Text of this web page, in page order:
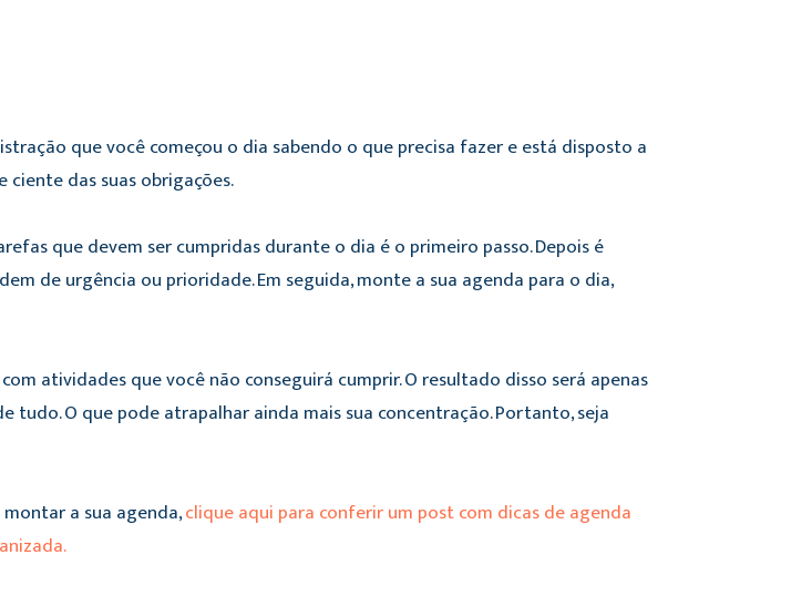
que você começou o dia sabendo o que precisa fazer e está disposto a
ciente das suas obrigações.
que devem ser cumpridas durante o dia é o primeiro passo. Depois é
de urgência ou prioridade. Em seguida, monte a sua agenda para o dia,
atividades que você não conseguirá cumprir. O resultado disso será apenas
tudo. O que pode atrapalhar ainda mais sua concentração. Portanto, seja
a sua agenda,clique aqui para conferir um post com dicas de agenda